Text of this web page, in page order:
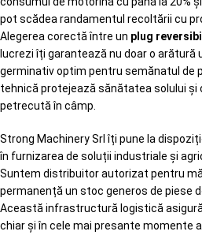
pot scădea randamentul recoltării cu
Alegerea corectă între un plug
lucrezi îți garantează nu doar o arătură
germinativ optim pentru semănatul de
tehnică protejează sănătatea solului și
petrecută în câmp.
Strong Machinery Srl îți pune la
în furnizarea de soluții industriale și
Suntem distribuitor autorizat pentru
permanență un stoc generos de piese
Această infrastructură logistică
chiar și în cele mai presante momente